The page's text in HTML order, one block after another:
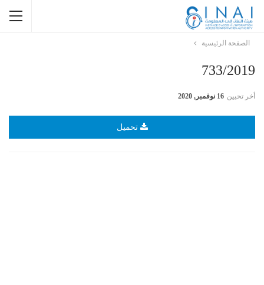
الصفحة الرئيسية
733/2019
أخر تحيين 16 نوفمبر, 2020
تحميل